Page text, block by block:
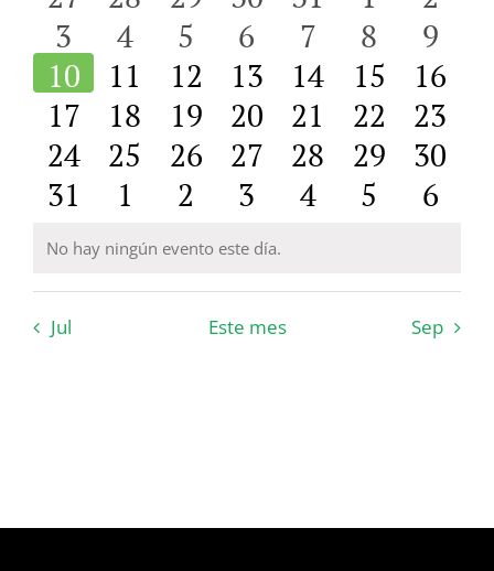
vistas
de
Eventos
3
4 5 6 7 8
9
10
11 12 13 14 15
16
17
18 19 20 21 22
23
24
25 26 27 28 29
30
31
1 2 3 4 5 6
Aviso
No hay ningún evento este día.
Jul Este mes Sep